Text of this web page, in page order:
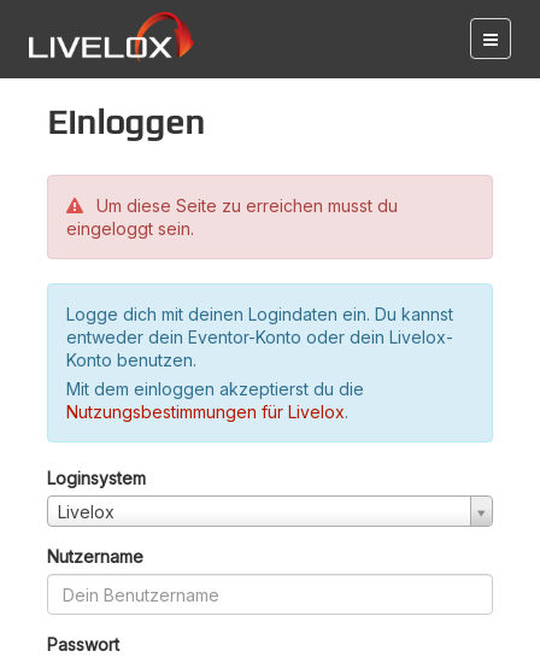
Einloggen
Um diese Seite zu erreichen musst du
eingeloggt sein.
Logge dich mit deinen Logindaten ein. Du kannst
entweder dein Eventor-Konto oder dein Livelox-
Konto benutzen.
Mit dem einloggen akzeptierst du die
Nutzungsbestimmungen für Livelox.
Loginsystem
Livelox
Nutzername
Passwort